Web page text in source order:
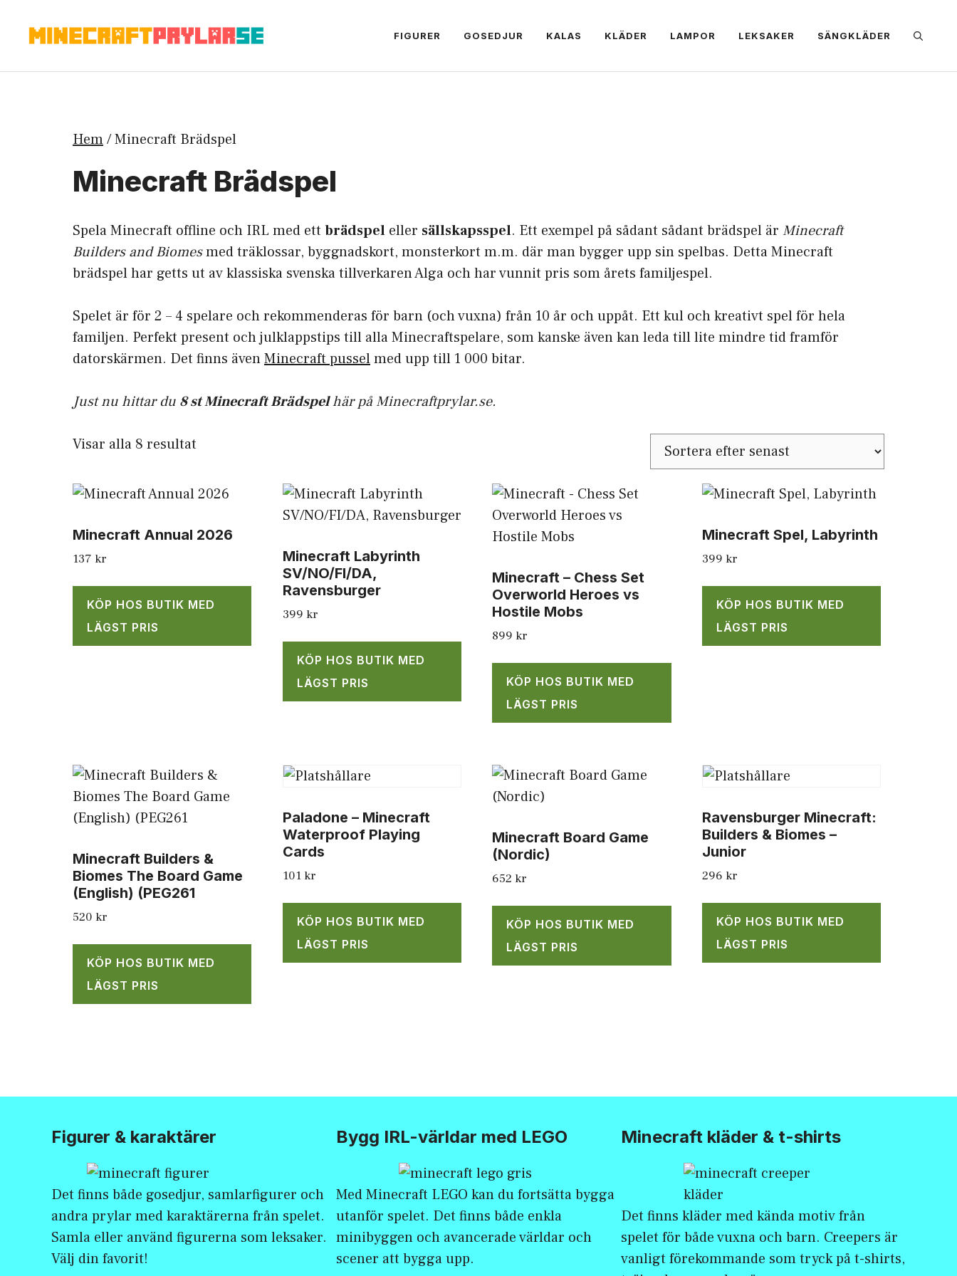
FIGURER GOSEDJUR KALAS KLÄDER LAMPOR LEKSAKER SÄNGKLÄDER
Hem/ Minecraft Brädspel
Minecraft Brädspel
Spela Minecraft offline och IRL med ett brädspel eller sällskapsspel. Ett exempel på sådant sådant brädspel är Minecraft
Builders and Biomesmed träklossar, byggnadskort, monsterkort m.m. där man bygger upp sin spelbas. Detta Minecraft
brädspel har getts ut av klassiska svenska tillverkaren Alga och har vunnit pris som årets familjespel.
Spelet är för 2 – 4 spelare och rekommenderas för barn (och vuxna) från 10 år och uppåt. Ett kul och kreativt spel för hela
familjen. Perfekt present och julklappstips till alla Minecraftspelare, som kanske även kan leda till lite mindre tid framför
datorskärmen. Det finns ävenMinecraft pusselmed upp till 1 000 bitar.
Just nu hittar du 8 st Minecraft Brädspelhär på Minecraftprylar.se.
Visar alla 8 resultat
senaste
Minecraft Annual 2026
137 kr
KÖP HOS BUTIK MED
LÄGST PRIS
Minecraft Labyrinth
SV/NO/FI/DA,
Ravensburger
399 kr
KÖP HOS BUTIK MED
LÄGST PRIS
Minecraft – Chess Set
Overworld Heroes vs
Hostile Mobs
899 kr
KÖP HOS BUTIK MED
LÄGST PRIS
Minecraft Spel, Labyrinth
399 kr
KÖP HOS BUTIK MED
LÄGST PRIS
Minecraft Builders &
Biomes The Board Game
(English) (PEG261
520 kr
KÖP HOS BUTIK MED
LÄGST PRIS
Paladone – Minecraft
Waterproof Playing
Cards
101 kr
KÖP HOS BUTIK MED
LÄGST PRIS
Minecraft Board Game
(Nordic)
652 kr
KÖP HOS BUTIK MED
LÄGST PRIS
Ravensburger Minecraft:
Builders & Biomes –
Junior
296 kr
KÖP HOS BUTIK MED
LÄGST PRIS
Figurer & karaktärer
Det finns både gosedjur, samlarfigurer och
andra prylar med karaktärerna från spelet.
Samla eller använd figurerna som leksaker.
Välj din favorit!
Bygg IRL-världar med LEGO
MedMinecraft LEGO kan du fortsätta bygga
utanför spelet. Det finns både enkla
minibyggen och avancerade världar och
scener att bygga upp.
Minecraft kläder & t-shirts
Det finns kläder med kända motiv från
spelet för både vuxna och barn. Creepers är
vanligt förekommande som tryck på t-shirts,